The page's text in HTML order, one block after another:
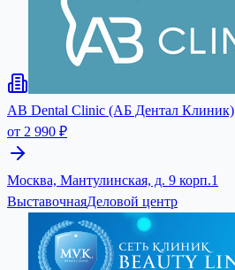
AB Dental Clinic (АБ Дентал Клиник)
от 2 990 ₽
Москва, Мантулинская, д. 9 корп.1
ВыставочнаяДеловой центр